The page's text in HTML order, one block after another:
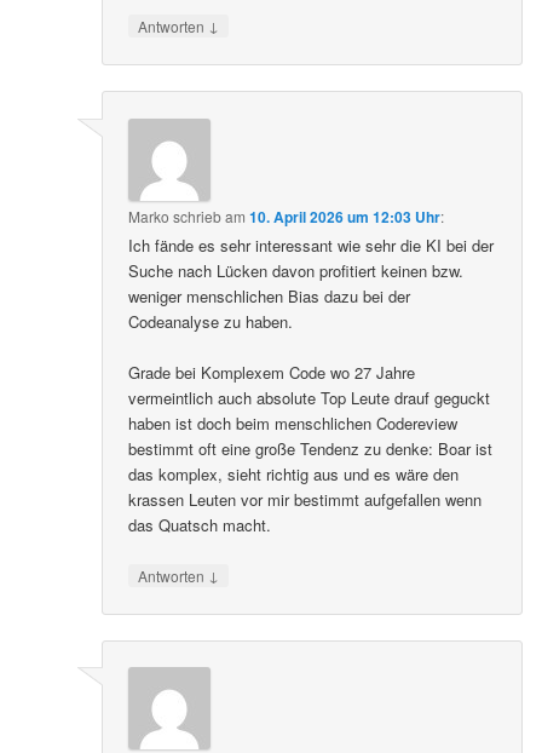
Antworten ↓
Marko schriebam10. April 2026 um 12:03 Uhr:
Ich fände es sehr interessant wie sehr die KI bei der
Suche nach Lücken davon profitiert keinen bzw.
weniger menschlichen Bias dazu bei der
Codeanalyse zu haben.
Grade bei Komplexem Code wo 27 Jahre
vermeintlich auch absolute Top Leute drauf geguckt
haben ist doch beim menschlichen Codereview
bestimmt oft eine große Tendenz zu denke: Boar ist
das komplex, sieht richtig aus und es wäre den
krassen Leuten vor mir bestimmt aufgefallen wenn
das Quatsch macht.
Antworten ↓